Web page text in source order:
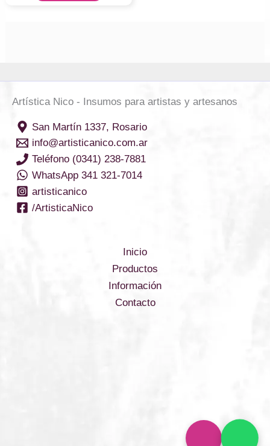
Artística Nico - Insumos para artistas y artesanos
San Martín 1337, Rosario
info@artisticanico.com.ar
Teléfono (0341) 238-7881
WhatsApp 341 321-7014
artisticanico
/ArtisticaNico
Inicio
Productos
Información
Contacto